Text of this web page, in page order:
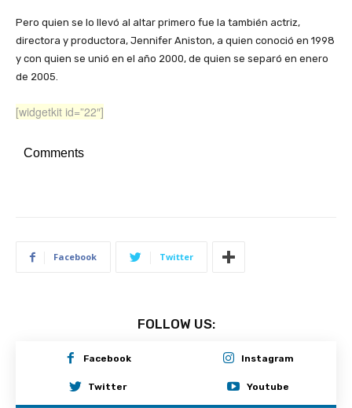
Pero quien se lo llevó al altar primero fue la también actriz,
directora y productora, Jennifer Aniston, a quien conoció en 1998
y con quien se unió en el año 2000, de quien se separó en enero
de 2005.
[widgetkit id=”22″]
Comments
Facebook Twitter
FOLLOW US:
Facebook Instagram
Twitter Youtube